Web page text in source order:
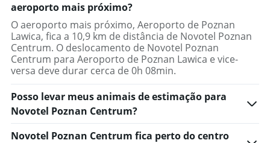
aeroporto mais próximo?
O aeroporto mais próximo, Aeroporto de Poznan
Lawica, fica a 10,9 km de distância de Novotel Poznan
Centrum. O deslocamento de Novotel Poznan
Centrum para Aeroporto de Poznan Lawica e vice-
versa deve durar cerca de 0h 08min.
Posso levar meus animais de estimação para
Novotel Poznan Centrum?
Novotel Poznan Centrum fica perto do centro